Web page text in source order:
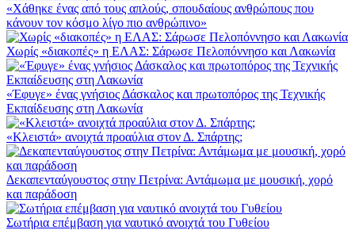
«Χάθηκε ένας από τους απλούς, σπουδαίους ανθρώπους που
κάνουν τον κόσμο λίγο πιο ανθρώπινο»
Χωρίς «διακοπές» η ΕΛΑΣ: Σάρωσε Πελοπόννησο και Λακωνία
«Έφυγε» ένας γνήσιος Δάσκαλος και πρωτοπόρος της Τεχνικής
Εκπαίδευσης στη Λακωνία
«Κλειστά» ανοιχτά προαύλια στον Δ. Σπάρτης;
Δεκαπενταύγουστος στην Πετρίνα: Αντάμωμα με μουσική, χορό
και παράδοση
Σωτήρια επέμβαση για ναυτικό ανοιχτά του Γυθείου